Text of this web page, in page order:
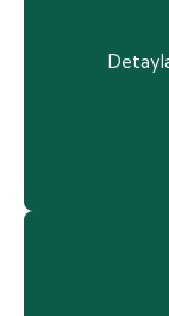
Lorem